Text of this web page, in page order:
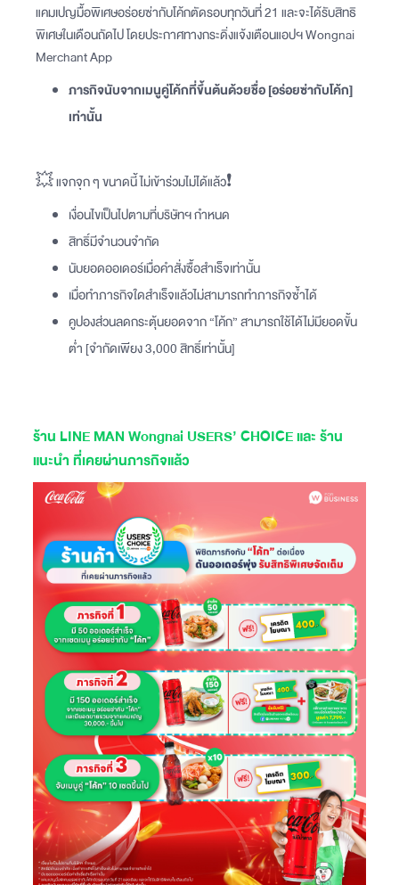
แคมเปญมื้อพิเศษอร่อยซ่ากับโค้กตัดรอบทุกวันที่ 21 และจะได้รับสิทธิ
พิเศษในเดือนถัดไป โดยประกาศทางกระดิ่งแจ้งเตือนแอปฯ Wongnai
Merchant App
ภารกิจนับจากเมนูคู่โค้กที่ขึ้นต้นด้วยชื่อ [อร่อยซ่ากับโค้ก]
เท่านั้น
💥 แจกจุก ๆ ขนาดนี้ ไม่เข้าร่วมไม่ได้แล้ว❗️
เงื่อนไขเป็นไปตามที่บริษัทฯ​ กำหนด
สิทธิ์มีจำนวนจำกัด
นับยอดออเดอร์เมื่อคำสั่งซื้อสำเร็จเท่านั้น
เมื่อทำภารกิจใดสำเร็จแล้วไม่สามารถทำภารกิจซ้ำได้
คูปองส่วนลดกระตุ้นยอดจาก “โค้ก” สามารถใช้ได้ไม่มียอดขั้น
ต่ำ [จำกัดเพียง 3,000 สิทธิ์เท่านั้น]
ร้าน LINE MAN Wongnai USERS’ CHOICE และ ร้าน
แนะนำ ที่เคยผ่านภารกิจแล้ว